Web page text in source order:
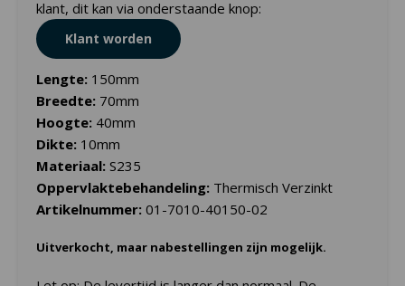
klant, dit kan via onderstaande knop:
Klant worden
Lengte: 150mm
Breedte: 70mm
Hoogte: 40mm
Dikte: 10mm
Materiaal: S235
Oppervlaktebehandeling: Thermisch Verzinkt
Artikelnummer: 01-7010-40150-02
Uitverkocht, maar nabestellingen zijn mogelijk.